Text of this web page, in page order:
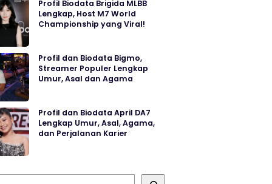
Profil Biodata Brigida MLBB
Lengkap, Host M7 World
Championship yang Viral!
Profil dan Biodata Bigmo,
Streamer Populer Lengkap
Umur, Asal dan Agama
Profil dan Biodata April DA7
Lengkap Umur, Asal, Agama,
dan Perjalanan Karier